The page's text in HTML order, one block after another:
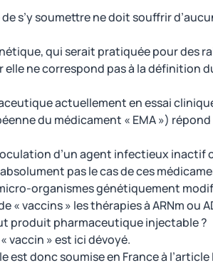
s’y soumettre ne doit souffrir
qui serait pratiquée pour des
elle ne correspond pas à la définition
actuellement en essai
du médicament « EMA »)
d’un agent infectieux
pas le cas de ces
organismes génétiquement
« vaccins » les thérapies à ARNm ou
produit pharmaceutique injectable ?
vaccin » est ici dévoyé.
donc soumise en France à